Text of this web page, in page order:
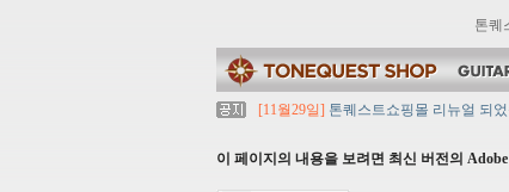
톤퀘
[11월29일] 톤퀘스트쇼핑몰 리뉴얼 되
[11월29일][대리점 모집] Gretsch,
이 페이지의 내용을 보려면 최신 버전의